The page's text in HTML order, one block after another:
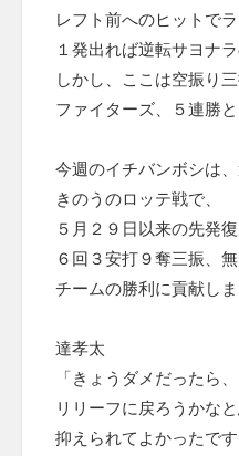
レフト前へのヒットで
１発出れば逆転サヨナ
しかし、ここは空振り三
ファイターズ、５連勝
今週のイチバンボシは、
きのうのロッテ戦で、
５月２９日以来の先発復
６回３安打９奪三振、無
チームの勝利に貢献しま
達孝太
「きょうダメだったら、
リリーフに戻ろうかな
抑えられてよかったです